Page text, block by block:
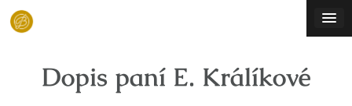
Skip
Dopis paní E. Králíkové